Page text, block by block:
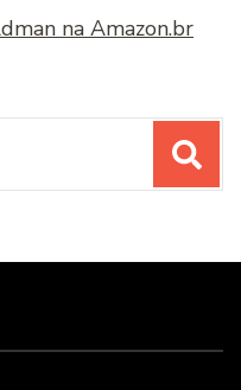
na Amazon.br